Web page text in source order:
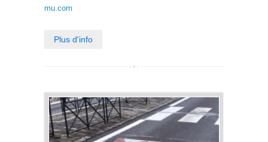
mu.com
Plus d'info